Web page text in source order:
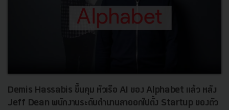
Demis Hassabis ขึ้นคุม หัวเรือ AI ของ Alphabet แล้ว หลัง
Jeff Dean พนักงานระดับตำนานลาออกไปตั้ง Startup ของตัว